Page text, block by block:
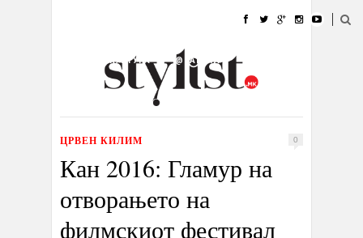
УБАВИНА
КУЛТУРА @РАБОТА
ИЗЛОГ
ЦРВЕН КИЛИМ 0
Кан 2016: Гламур на
отворањето на
филмскиот фестивал